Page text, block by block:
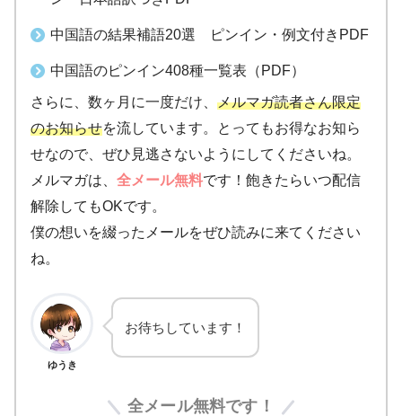
中国語の結果補語20選 ピンイン・例文付きPDF
中国語のピンイン408種一覧表（PDF）
さらに、数ヶ月に一度だけ、 メルマガ読者さん限定
のお知らせを流しています。とってもお得なお知ら
せなので、ぜひ見逃さないようにしてくださいね。
メルマガは、 全メール無料です！飽きたらいつ配信
解除してもOKです。
僕の想いを綴ったメールをぜひ読みに来てください
ね。
ゆうき
お待ちしています！
全メール無料です！